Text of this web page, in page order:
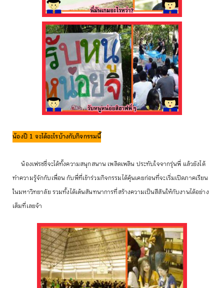
น้องปี 1 จะได้อะไรบ้างกับกิจกรรมนี้
น้องเฟรชชี่จะได้ทั้งความสนุกสนาน เพลิดเพลิน ประทับใจจากรุ่นพี่ แล้วยังได้
ทำความรู้จักกับเพื่อน กับพี่ที่เข้าร่วมกิจกรรมได้คุ้นเคยก่อนที่จะเริ่มเปิดภาคเรียน
ในมหาวิทยาลัย รวมทั้งได้เต้นสันทนาการที่สร้างความเป็นสีสันให้กับงานได้อย่าง
เต็มที่เลยจ้า